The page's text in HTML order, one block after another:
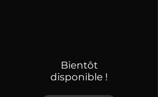
Bientôt
disponible !